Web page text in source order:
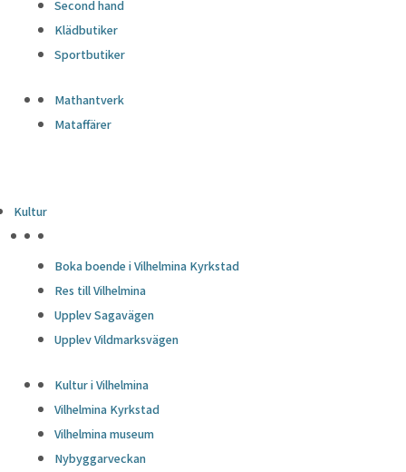
Second hand
Klädbutiker
Sportbutiker
Mathantverk
Mataffärer
Kultur
Boka boende i Vilhelmina Kyrkstad
Res till Vilhelmina
Upplev Sagavägen
Upplev Vildmarksvägen
Kultur i Vilhelmina
Vilhelmina Kyrkstad
Vilhelmina museum
Nybyggarveckan